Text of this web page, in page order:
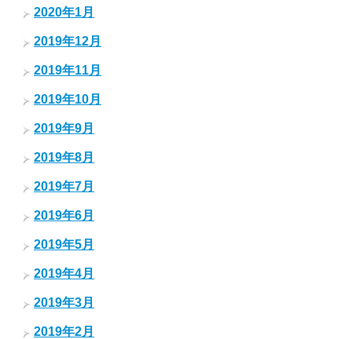
2020年1月
2019年12月
2019年11月
2019年10月
2019年9月
2019年8月
2019年7月
2019年6月
2019年5月
2019年4月
2019年3月
2019年2月